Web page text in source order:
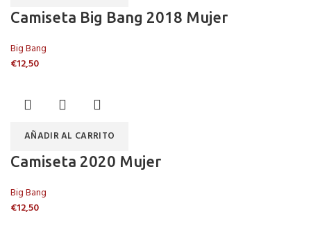
Camiseta Big Bang 2018 Mujer
Big Bang
€12,50
AÑADIR AL CARRITO
Camiseta 2020 Mujer
Big Bang
€12,50